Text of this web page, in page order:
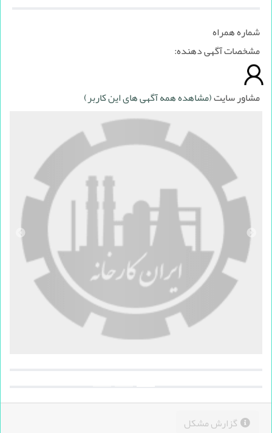
شماره همراه
مشخصات آگهی دهنده:
مشاور سایت(مشاهده همه آگهی های این کاربر)
گزارش مشکل